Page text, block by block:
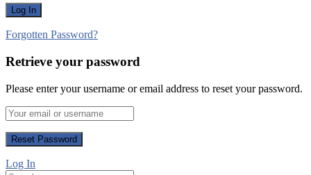
Forgotten Password?
Retrieve your password
Please enter your username or email address to reset your password.
Log In